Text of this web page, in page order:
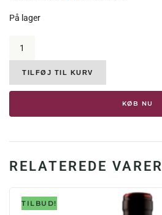
På lager
Gibellina,
Baronie
Coraldo
-
"Grillo",
12.5%
TILFØJ TIL KURV
KØB NU
RELATEREDE VARER
TILBUD!